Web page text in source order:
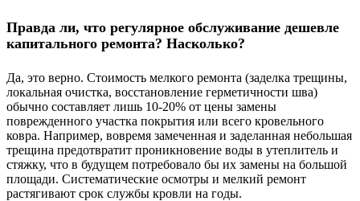
Правда ли, что регулярное обслуживание дешевле
капитального ремонта? Насколько?
Да, это верно. Стоимость мелкого ремонта (заделка трещины,
локальная очистка, восстановление герметичности шва)
обычно составляет лишь 10-20% от цены замены
поврежденного участка покрытия или всего кровельного
ковра. Например, вовремя замеченная и заделанная небольшая
трещина предотвратит проникновение воды в утеплитель и
стяжку, что в будущем потребовало бы их замены на большой
площади. Систематические осмотры и мелкий ремонт
растягивают срок службы кровли на годы.